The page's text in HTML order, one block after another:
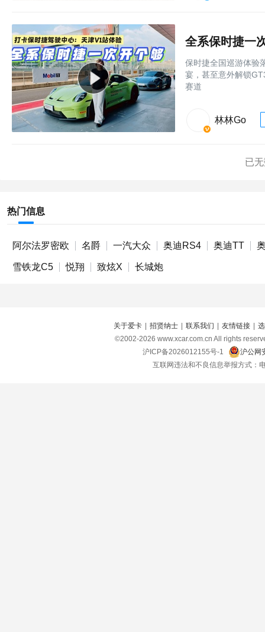
全系保时捷一
保时捷全国巡游体验
宴，甚至意外解锁
赛道
林林Go
已
热门信息
阿尔法罗密欧 名爵 一汽大众 奥迪RS4 奥迪TT
雪铁龙C5 悦翔 致炫X 长城炮
关于爱卡 招贤纳士 联系我们 友情链接
©2002-2026 www.xcar.com.cn All rights
沪ICP备2026012155号-1
沪公网
互联网违法和不良信息举报方式：